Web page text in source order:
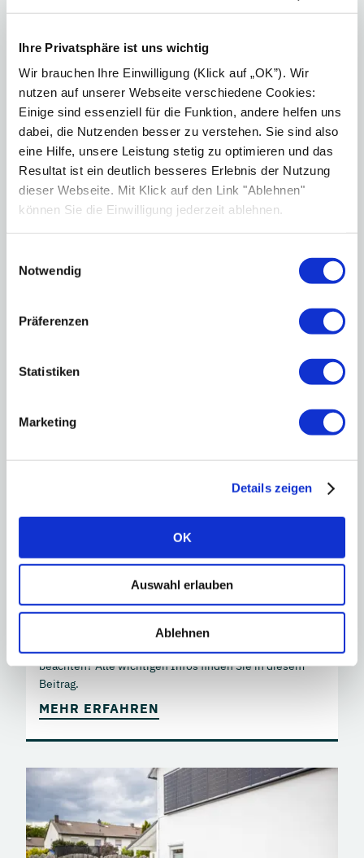
Ihre Privatsphäre ist uns wichtig
Wir brauchen Ihre Einwilligung (Klick auf „OK”). Wir
nutzen auf unserer Webseite verschiedene Cookies:
Einige sind essenziell für die Funktion, andere helfen uns
dabei, die Nutzenden besser zu verstehen. Sie sind also
eine Hilfe, unsere Leistung stetig zu optimieren und das
Resultat ist ein deutlich besseres Erlebnis der Nutzung
dieser Webseite. Mit Klick auf den Link "Ablehnen"
können Sie die Einwilligung jederzeit ablehnen.
Notwendig
Präferenzen
Statistiken
Marketing
Details zeigen
OK
Auswahl erlauben
Ablehnen
Was ist das Marktstammdatenregister?
Wer sein Zuhause mit selbst erzeugtem Ökostrom
versorgen will, kommt um eine Photovoltaikanlage (PV-
Anlage) kaum herum. Plant man, sie mit dem
öffentlichen Stromnetz zu verbinden, ist eine
Pflicht. Was das Marktstammdatenregister ist, wie man
sich anmeldet und welche Fristen für eine PV-Anlage
MEHR ERFAHREN
Photovoltaik-Installateur finden
Ist die Entscheidung für eine Photovoltaikanlage
gefallen, geht es an die konkrete Planung. In der Regel
übernimmt das ein Fachmann, der Solarteur. Doch wie
findet man einen geeigneten Installateur für die
Solaranlage und was gilt es bei der Auswahl zu
beachten? Alle wichtigen Infos finden Sie in diesem
Beitrag.
MEHR ERFAHREN